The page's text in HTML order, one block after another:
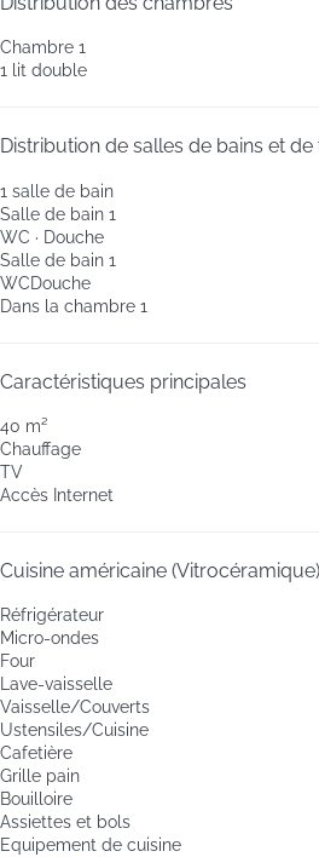
Chambre 1
1 lit double
Distribution de salles de bains et de
1 salle de bain
Salle de bain 1
WC · Douche
Salle de bain 1
WCDouche
Dans la chambre 1
Caractéristiques principales
40 m²
Chauffage
TV
Accès Internet
Cuisine américaine (Vitrocéramique)
Réfrigérateur
Micro-ondes
Four
Lave-vaisselle
Vaisselle/Couverts
Ustensiles/Cuisine
Cafetière
Grille pain
Bouilloire
Assiettes et bols
Equipement de cuisine